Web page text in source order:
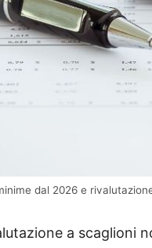
dal 2026 e
a scaglioni